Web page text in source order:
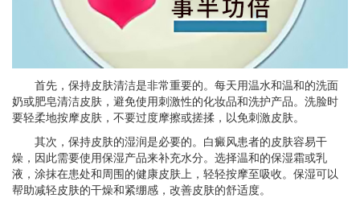
首先，保持皮肤清洁是非常重要的。每天用温水和温和的洗面
奶或肥皂清洁皮肤，避免使用刺激性的化妆品和洗护产品。洗脸时
要轻柔地按摩皮肤，不要过度摩擦或搓揉，以免刺激皮肤。
其次，保持皮肤的湿润是必要的。白癜风患者的皮肤容易干
燥，因此需要使用保湿产品来补充水分。选择温和的保湿霜或乳
液，涂抹在患处和周围的健康皮肤上，轻轻按摩至吸收。保湿可以
帮助减轻皮肤的干燥和紧绷感，改善皮肤的舒适度。